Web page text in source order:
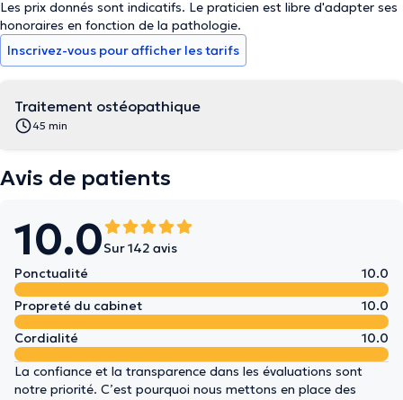
Les prix donnés sont indicatifs. Le praticien est libre d'adapter ses
honoraires en fonction de la pathologie.
Inscrivez-vous pour afficher les tarifs
Traitement ostéopathique
45 min
Avis de patients
10.0Sur 142 avis
Ponctualité
10.0
Propreté du cabinet
10.0
Cordialité
10.0
La confiance et la transparence dans les évaluations sont
notre priorité. C’est pourquoi nous mettons en place des